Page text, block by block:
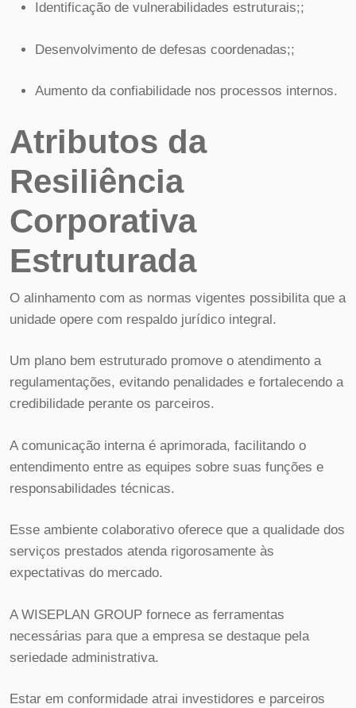
Identificação de vulnerabilidades estruturais;;
Desenvolvimento de defesas coordenadas;;
Aumento da confiabilidade nos processos internos.
Atributos da
Resiliência
Corporativa
Estruturada
O alinhamento com as normas vigentes possibilita que a
unidade opere com respaldo jurídico integral.
Um plano bem estruturado promove o atendimento a
regulamentações, evitando penalidades e fortalecendo a
credibilidade perante os parceiros.
A comunicação interna é aprimorada, facilitando o
entendimento entre as equipes sobre suas funções e
responsabilidades técnicas.
Esse ambiente colaborativo oferece que a qualidade dos
serviços prestados atenda rigorosamente às
expectativas do mercado.
A WISEPLAN GROUP fornece as ferramentas
necessárias para que a empresa se destaque pela
seriedade administrativa.
Estar em conformidade atrai investidores e parceiros